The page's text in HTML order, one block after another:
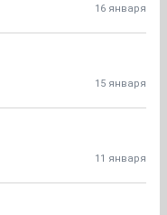
16 января
15 января
11 января